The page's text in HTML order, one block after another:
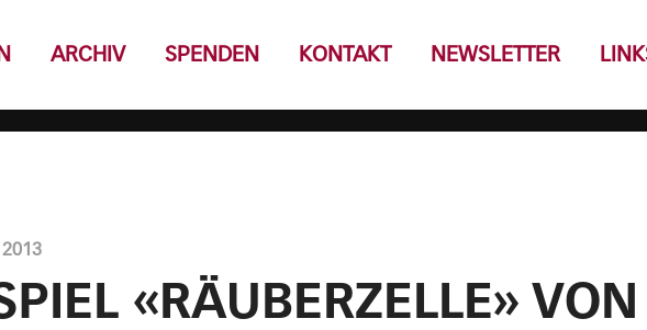
ARCHIV SPENDEN KONTAKT NEWSLETTER
«RÄUBERZELLE»